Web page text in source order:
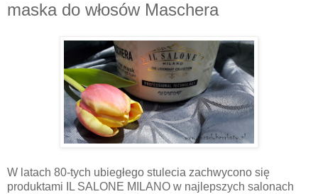
maska do włosów Maschera
W latach 80-tych ubiegłego stulecia zachwycono się
produktami IL SALONE MILANO w najlepszych salonach